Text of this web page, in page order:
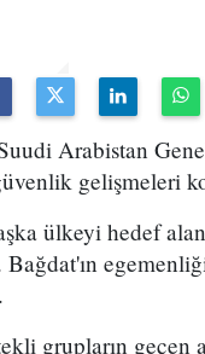
Arabistan
gelişmeleri
ülkeyi hedef
grupların